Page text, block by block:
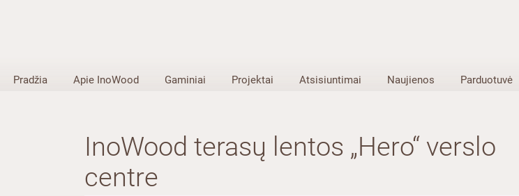
Pradžia Apie InoWood Gaminiai Projektai Atsisiuntimai Naujienos Parduotuvė
InoWood terasų lentos „Hero“ verslo
centre